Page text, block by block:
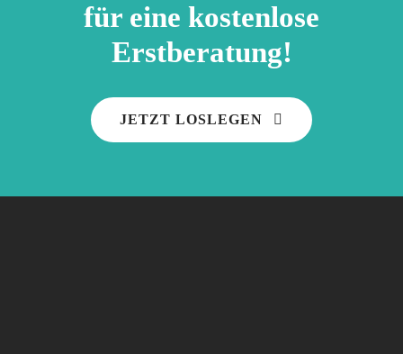
für eine kostenlose
Erstberatung!
JETZT LOSLEGEN